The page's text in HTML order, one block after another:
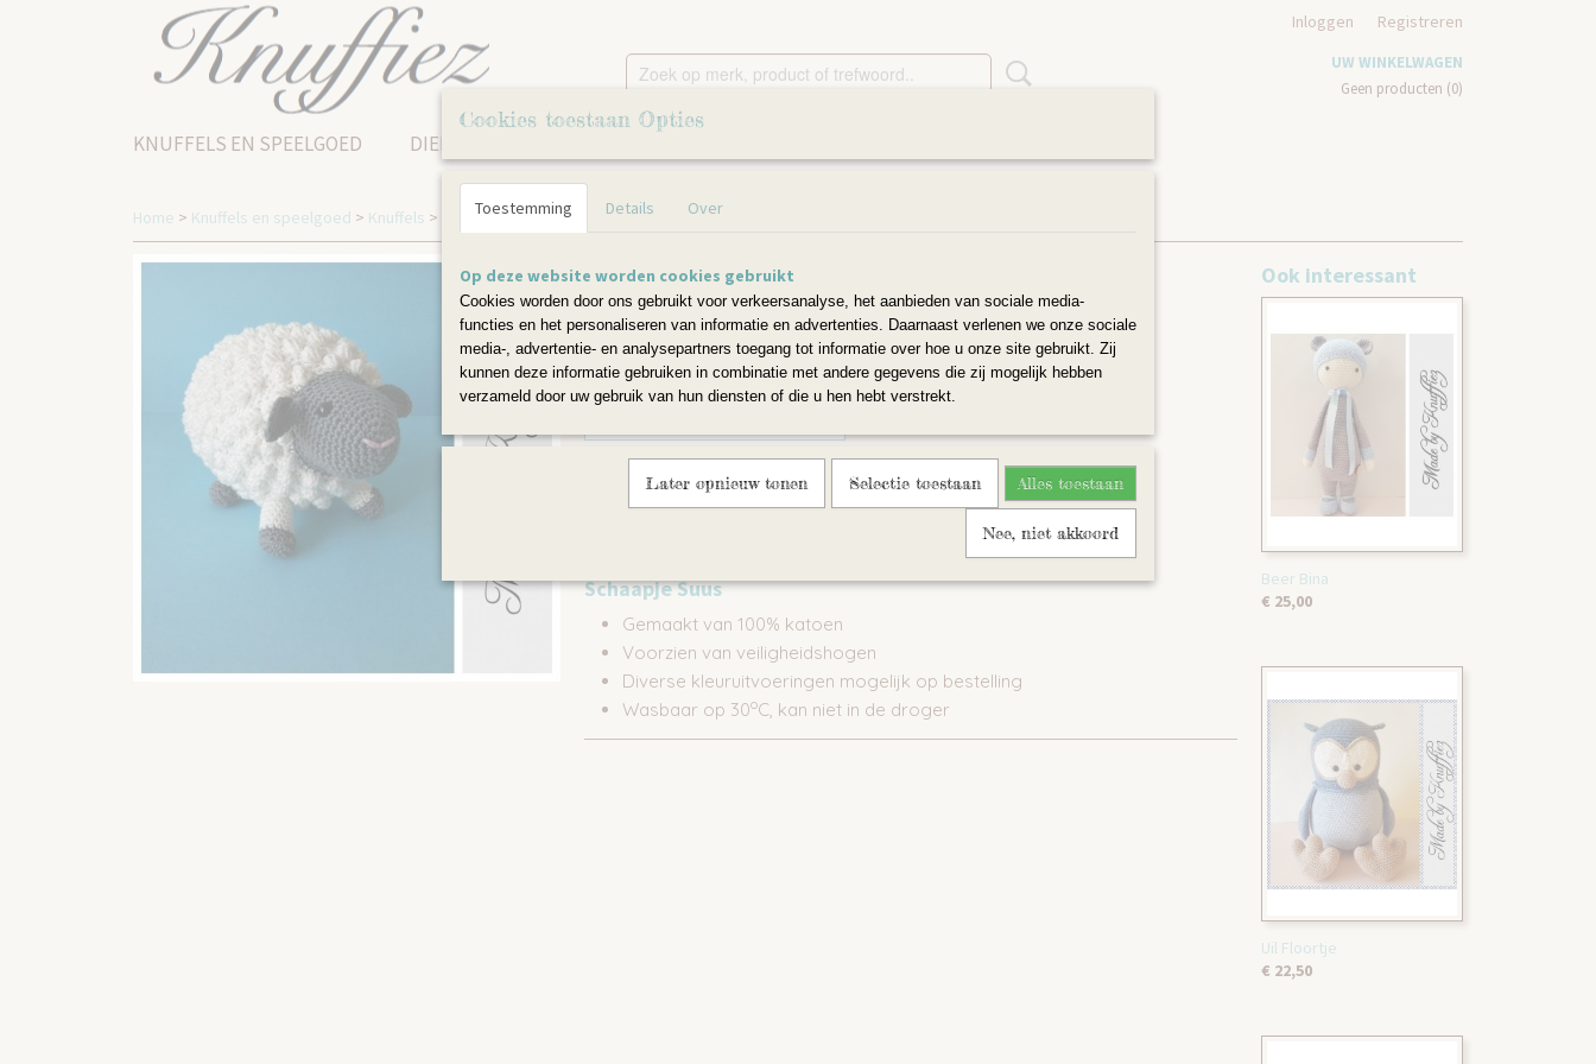
Inloggen Registreren
UW WINKELWAGEN
Geen producten (0)
KNUFFELS EN SPEELGOED DIERENKRUKJES
Home > Knuffels en speelgoed > Knuffels > Schaapje Suus
Schaapje Suus
€ 22,50
Aantal
IN WINKELWAGEN
Schaapje Suus
Gemaakt van 100% katoen
Voorzien van veiligheidshogen
Diverse kleuruitvoeringen mogelijk op bestelling
Wasbaar op 30oC, kan niet in de droger
Ook interessant
Beer Bina
€ 25,00
Uil Floortje
€ 22,50
Cookies toestaan Opties
Toestemming Details Over
Op deze website worden cookies gebruikt
Cookies worden door ons gebruikt voor verkeersanalyse, het aanbieden van sociale media-
functies en het personaliseren van informatie en advertenties. Daarnaast verlenen we onze sociale
media-, advertentie- en analysepartners toegang tot informatie over hoe u onze site gebruikt. Zij
kunnen deze informatie gebruiken in combinatie met andere gegevens die zij mogelijk hebben
verzameld door uw gebruik van hun diensten of die u hen hebt verstrekt.
Later opnieuw tonen Selectie toestaan Alles toestaan
Nee, niet akkoord